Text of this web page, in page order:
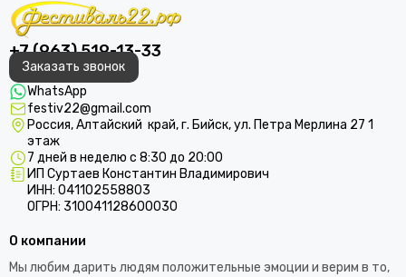
+7 (963) 519-13-33
Заказать звонок
WhatsApp
festiv22@gmail.com
Россия, Алтайский край, г. Бийск, ул. Петра Мерлина 27 1
этаж
7 дней в неделю с 8:30 до 20:00
ИП Суртаев Константин Владимирович
ИНН: 041102558803
ОГРН: 310041128600030
О компании
Мы любим дарить людям положительные эмоции и верим в то,